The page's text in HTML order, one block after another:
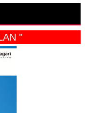
" IKLAN "